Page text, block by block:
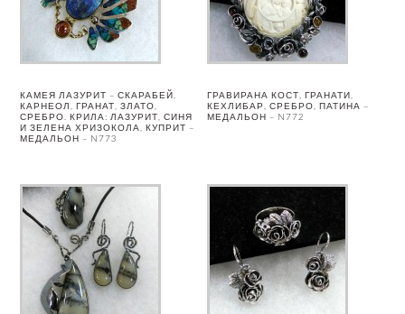
КАМЕЯ ЛАЗУРИТ – СКАРАБЕЙ,
КАРНЕОЛ, ГРАНАТ, ЗЛАТО,
СРЕБРО. КРИЛА: ЛАЗУРИТ, СИНЯ
И ЗЕЛЕНА ХРИЗОКОЛА, КУПРИТ –
МЕДАЛЬОН – N773
ГРАВИРАНА КОСТ, ГРАНАТИ,
КЕХЛИБАР, СРЕБРО, ПАТИНА –
МЕДАЛЬОН – N772